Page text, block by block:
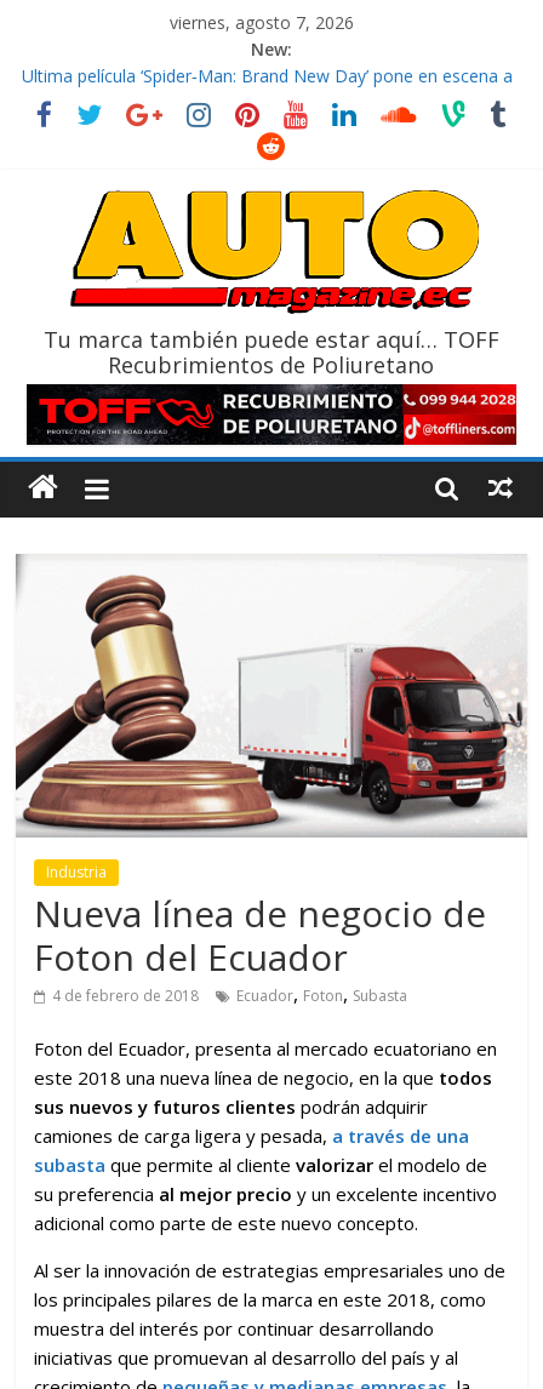
viernes, agosto 7, 2026
New:
El costo de tener un vehículo gana protagonismo a la hora de
decidir
Ultima película ‘Spider‑Man: Brand New Day’ pone en escena a
La Vuelta al Ecuador 2026, edición 47ª, recorre 7 provincias en 8
La FEDAK recibe 12 Sinotruk Bolden para cubrir las rutas de La
Tu marca también puede estar aquí… TOFF
Recubrimientos de Poliuretano
Industria
Nueva línea de negocio de
Foton del Ecuador
4 de febrero de 2018 Ecuador, Foton, Subasta
Foton del Ecuador, presenta al mercado ecuatoriano en
este 2018 una nueva línea de negocio, en la que todos
sus nuevos y futuros clientes podrán adquirir
camiones de carga ligera y pesada, a través de una
subasta que permite al clientevalorizar el modelo de
su preferencia al mejor precio y un excelente incentivo
adicional como parte de este nuevo concepto.
Al ser la innovación de estrategias empresariales uno de
los principales pilares de la marca en este 2018, como
muestra del interés por continuar desarrollando
iniciativas que promuevan al desarrollo del país y al